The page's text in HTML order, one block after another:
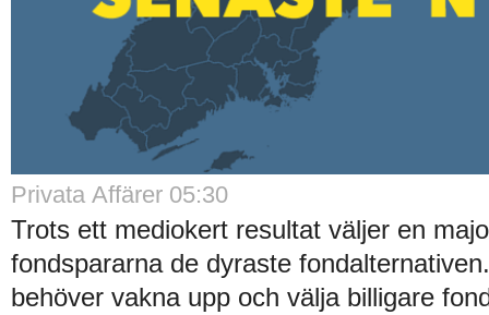
Privata Affärer 05:30
Trots ett mediokert resultat väljer en
fondspararna de dyraste
behöver vakna upp och välja billigare